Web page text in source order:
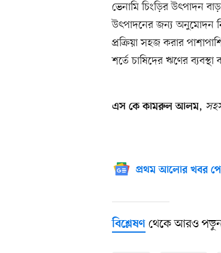
ভেনামি চিংড়ির উৎপাদন
উৎপাদনের জন্য অনুমোদন
প্রক্রিয়া সহজ করার
শর্তে চাষিদের ঋণের
এস কে কামরুল আলম,
প্রথম আলোর খবর
বিশ্লেষণ থেকে আরও